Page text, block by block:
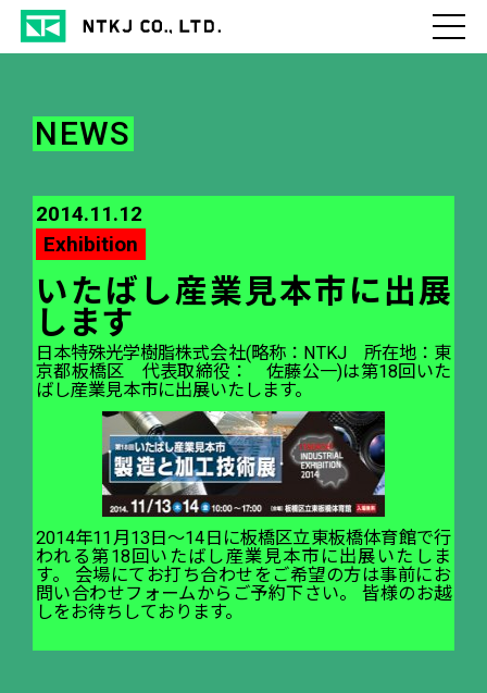
NEWS
2014.11.12
Exhibition
いたばし産業見本市に出展
します
日本特殊光学樹脂株式会社(略称：NTKJ 所在地：東
京都板橋区 代表取締役： 佐藤公一)は第18回いた
ばし産業見本市に出展いたします。
2014年11月13日～14日に板橋区立東板橋体育館で行
われる第18回いたばし産業見本市に出展いたしま
す。 会場にてお打ち合わせをご希望の方は事前にお
問い合わせフォームからご予約下さい。 皆様のお越
しをお待ちしております。